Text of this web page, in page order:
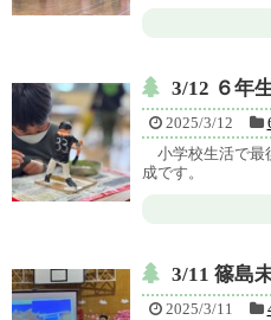
3/12 ６年
2025/3/12
小学校生活で最
成です。
3/11 篠島
2025/3/11